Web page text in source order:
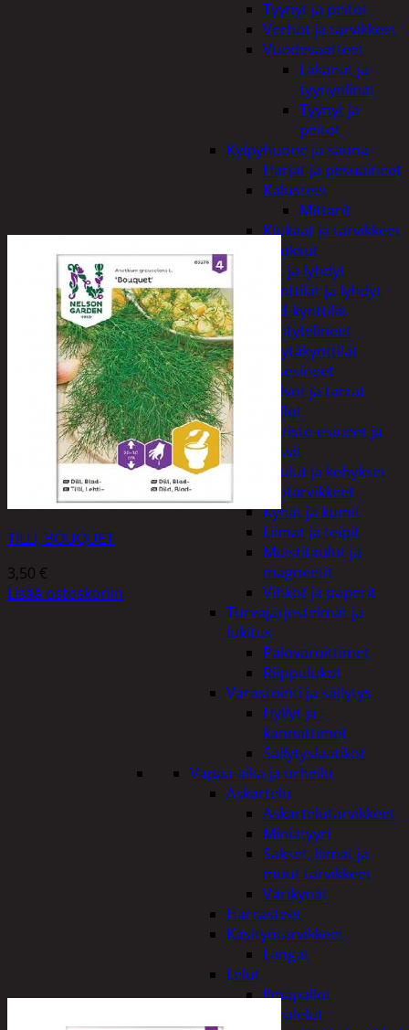
Tyynyt ja peitot
Verhot ja tarvikkeet
Vuodevaatteet
Lakanat ja
tyynynlinat
Tyynyt ja
peitot
Kylpyhuone ja sauna
Harjat ja pesuaineet
Kalusteet
Mittarit
Kiukaat ja tarvikkeet
Tuoksut
Kynttilät ja lyhdyt
Kynttilät ja lyhdyt
Led-kynttilät
Lyhtytelineet
Pöytäkynttilät
Sisustusesineet
Kalvot ja tarrat
Kellot
Koriste-esineet ja
kasvit
Taulut ja kehykset
Toimistotarvikkeet
Kynät ja kumit
Liimat ja teipit
Muistitaulut ja
magneetit
Vihkot ja paperit
Turvajärjestelmät ja
lukitus
Palovaroittimet
Riippulukot
Varastointi ja säilytys
Hyllyt ja -
kannattimet
Säilytyslaatikot
Vapaa-aika ja urheilu
Askartelu
Askartelutarvikkeet
Miniatyyri
Sakset, liimat ja
muut tarvikkeet
Värikynät
Harrasteet
Käsityötarvikkeet
Langat
Lelut
Ilmapallot
Pihalelut
TILLI, BOUQUET
3,50 €
Lisää ostoskoriin